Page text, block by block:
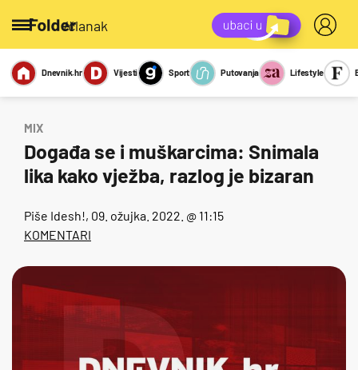
/članak
Miks Kviz
Report
Sexy
Dnevnik.hr Vijesti Sport Putovanja Lifestyle
MIX
Događa se i muškarcima: Snimala
lika kako vježba, razlog je bizaran
Piše Idesh!, 09. ožujka. 2022. @ 11:15
KOMENTARI